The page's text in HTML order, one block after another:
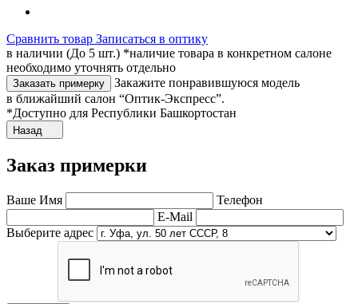
Сравнить товар Записаться в оптику
в наличии (До 5 шт.) *наличие товара в конкретном салоне
необходимо уточнять отдельно
Заказать примерку
Закажите понравившуюся модель
в ближайший салон “Оптик-Экспресс”.
*Доступно для Республики Башкортостан
Назад
Заказ примерки
Ваше Имя
Телефон
E-Mail
Выберите адрес